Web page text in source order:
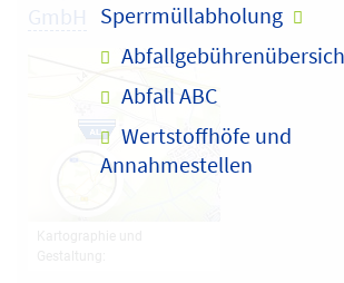
Sperrmüllabholung
Abfall ABC
Wertstoffhöfe und
Annahmestellen
GmbH